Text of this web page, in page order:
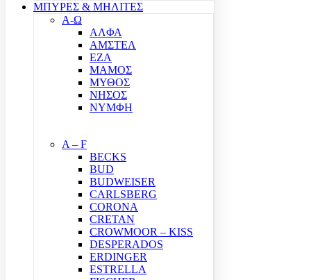
ΜΠΥΡΕΣ & ΜΗΛΙΤΕΣ
Α-Ω
ΑΛΦΑ
ΑΜΣΤΕΛ
ΕΖΑ
ΜΑΜΟΣ
ΜΥΘΟΣ
ΝΗΣΟΣ
ΝΥΜΦΗ
A – F
BECKS
BUD
BUDWEISER
CARLSBERG
CORONA
CRETAN
CROWMOOR – KISS
DESPERADOS
ERDINGER
ESTRELLA